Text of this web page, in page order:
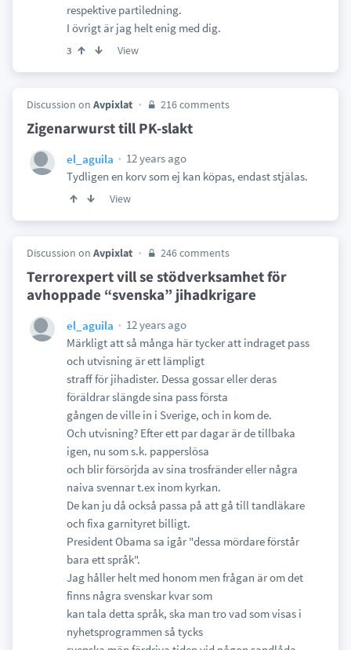
respektive partiledning.
I övrigt är jag helt enig med dig.
3 View
Discussion on Avpixlat 216 comments
Zigenarwurst till PK-slakt
el_aguila
12 years ago
Tydligen en korv som ej kan köpas, endast stjälas.
View
Discussion on Avpixlat 246 comments
Terrorexpert vill se stödverksamhet för
avhoppade “svenska” jihadkrigare
el_aguila
12 years ago
Märkligt att så många här tycker att indraget pass
och utvisning är ett lämpligt
straff för jihadister. Dessa gossar eller deras
föräldrar slängde sina pass första
gången de ville in i Sverige, och in kom de.
Och utvisning? Efter ett par dagar är de tillbaka
igen, nu som s.k. papperslösa
och blir försörjda av sina trosfränder eller några
naiva svennar t.ex inom kyrkan.
De kan ju då också passa på att gå till tandläkare
och fixa garnityret billigt.
President Obama sa igår "dessa mördare förstår
bara ett språk".
Jag håller helt med honom men frågan är om det
finns några svenskar kvar som
kan tala detta språk, ska man tro vad som visas i
nyhetsprogrammen så tycks